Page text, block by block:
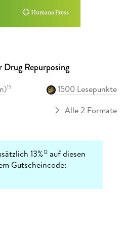
Repurposing
)15
1500 Lesepunkte
Alle 2 Formate
13%12 auf diesen
Gutscheincode: